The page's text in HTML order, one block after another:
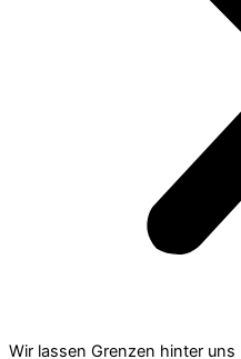
Wir lassen Grenzen hinter